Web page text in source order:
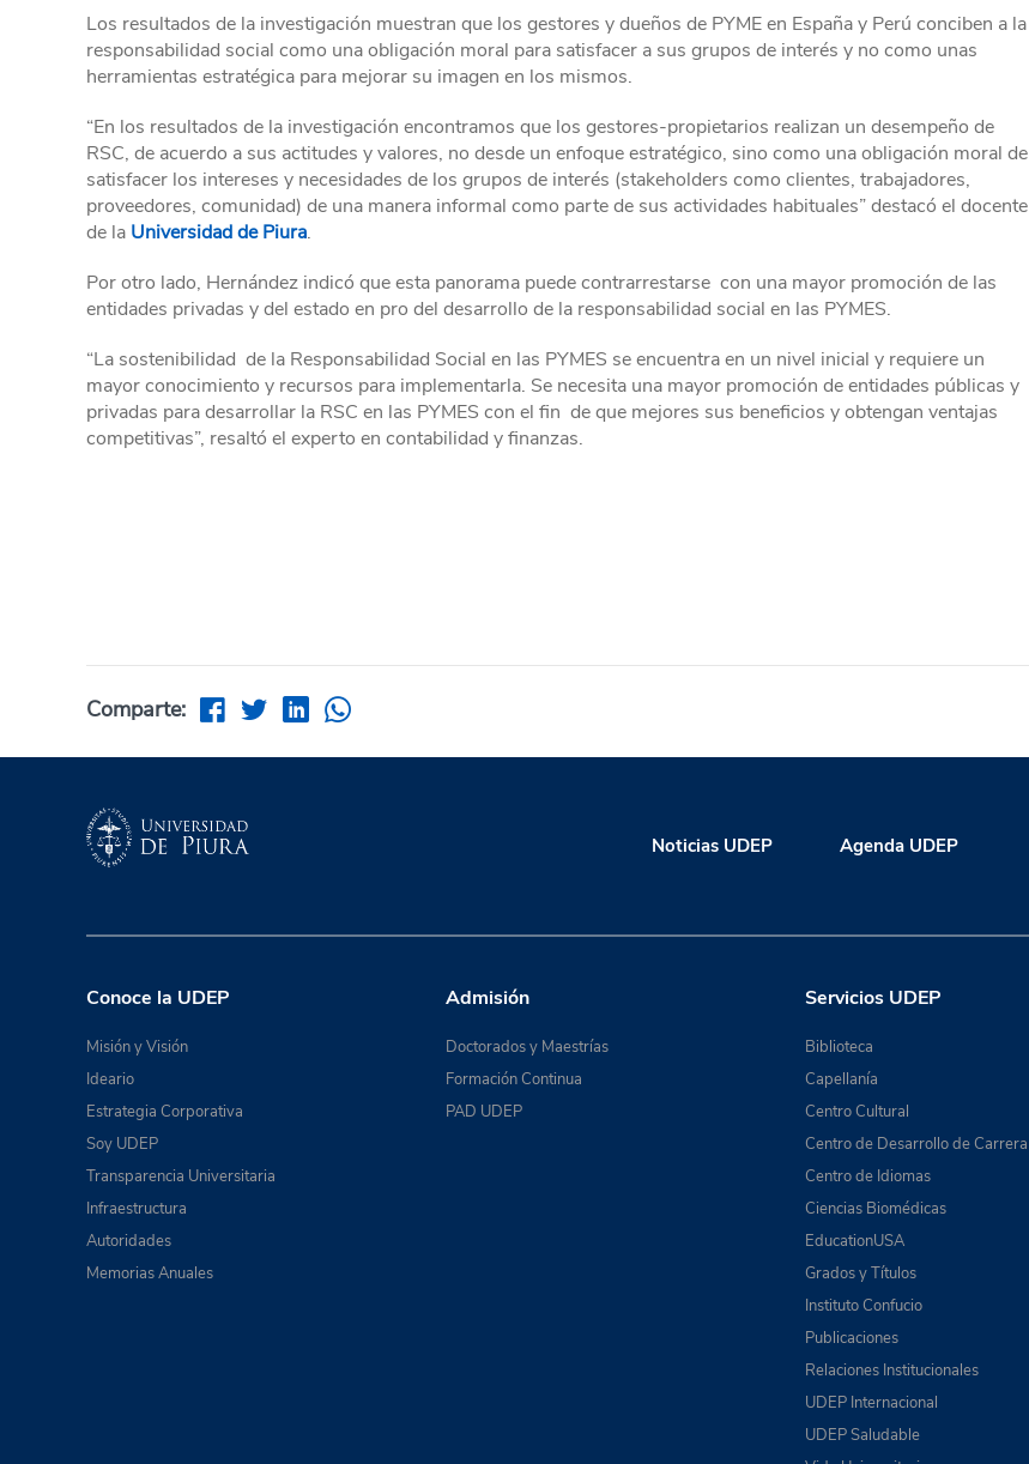
Los resultados de la investigación muestran que los gestores y dueños de PYME en España y Perú conciben a la
responsabilidad social como una obligación moral para satisfacer a sus grupos de interés y no como unas
herramientas estratégica para mejorar su imagen en los mismos.
“En los resultados de la investigación encontramos que los gestores-propietarios realizan un desempeño de
RSC, de acuerdo a sus actitudes y valores, no desde un enfoque estratégico, sino como una obligación moral de
satisfacer los intereses y necesidades de los grupos de interés (stakeholders como clientes, trabajadores,
proveedores, comunidad) de una manera informal como parte de sus actividades habituales” destacó el docente
de la Universidad de Piura.
Por otro lado, Hernández indicó que esta panorama puede contrarrestarse con una mayor promoción de las
entidades privadas y del estado en pro del desarrollo de la responsabilidad social en las PYMES.
“La sostenibilidad de la Responsabilidad Social en las PYMES se encuentra en un nivel inicial y requiere un
mayor conocimiento y recursos para implementarla. Se necesita una mayor promoción de entidades públicas y
privadas para desarrollar la RSC en las PYMES con el fin de que mejores sus beneficios y obtengan ventajas
competitivas”, resaltó el experto en contabilidad y finanzas.
Comparte:
Noticias UDEP Agenda UDEP
Conoce la UDEP
Misión y Visión
Ideario
Estrategia Corporativa
Soy UDEP
Transparencia Universitaria
Infraestructura
Autoridades
Memorias Anuales
Admisión
Doctorados y Maestrías
Formación Continua
PAD UDEP
Servicios UDEP
Biblioteca
Capellanía
Centro Cultural
Centro de Desarrollo de Carrera
Centro de Idiomas
Ciencias Biomédicas
EducationUSA
Grados y Títulos
Instituto Confucio
Publicaciones
Relaciones Institucionales
UDEP Internacional
UDEP Saludable